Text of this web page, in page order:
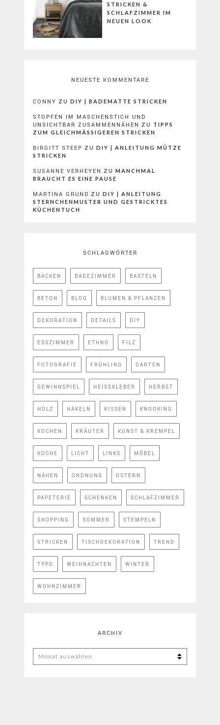
STRICKEN &
SCHLAFZIMMER IM
NEUEN LOOK
NEUESTE KOMMENTARE
CONNY ZU DIY | BADEMATTE STRICKEN
STOPFEN IM MASCHENSTICH UND
UNSICHTBAR ZUSAMMENNÄHEN
ZU TIPPS
ZUM GLEICHMÄSSIGEREN STRICKEN
BIRGITT STEEP ZU DIY | ANLEITUNG MÜTZE
STRICKEN
SUSANNE VERHEYEN ZU MANCHMAL
BRAUCHT ES EINE PAUSE
MARTINA GRUND ZU DIY | ANLEITUNG
STERNCHENMUSTER UND GESTRICKTES
KÜCHENTUCH
SCHLAGWÖRTER
BACKEN BADEZIMMER BASTELN
BETON BLOG BLUMEN & PFLANZEN
DEKORATION DETAILS DIY
ESSZIMMER ETHNO FILZ
FOTOGRAFIE FRÜHLING GARTEN
GEWINNSPIEL HEISSKLEBER HERBST
HOLZ HÄKELN KISSEN KNOOKING
KOCHEN KRÄUTER KUNST & KREMPEL
KÜCHE LICHT LINKS MÖBEL
NÄHEN ORDNUNG OSTERN
PAPETERIE SCHENKEN SCHLAFZIMMER
SHOPPING SOMMER STEMPELN
STRICKEN TISCHDEKORATION TREND
TYPO WEIHNACHTEN WINTER
WOHNZIMMER
ARCHIV
ARCHIV